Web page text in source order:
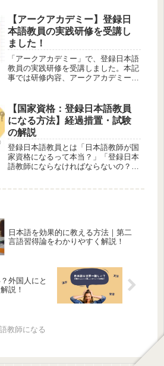
に合格したい！」そんな気持ちでこの
ページにたどり着いた方、きっと...
【アークアカデミー】登録日
本語教員の実践研修を受講し
ました！
「アークアカデミー」で、登録日本語
教員の実践研修を受講しました。本記
事では研修内容、アークアカデミーを
ーの実践研修内容開催時期1月、4月、
7月、10月受講期間2ヶ月授業時間...
【国家資格：登録日本語教員
になる方法】経過措置・試験
の解説
登録日本語教員とは「日本語教師が国
家資格になるって本当？」「登録日本
語教師にならなければならないの？」
日本語を効果的に教える方法｜第二
言語習得論をわかりやすく解説！
外国人にと
説！
教師になる